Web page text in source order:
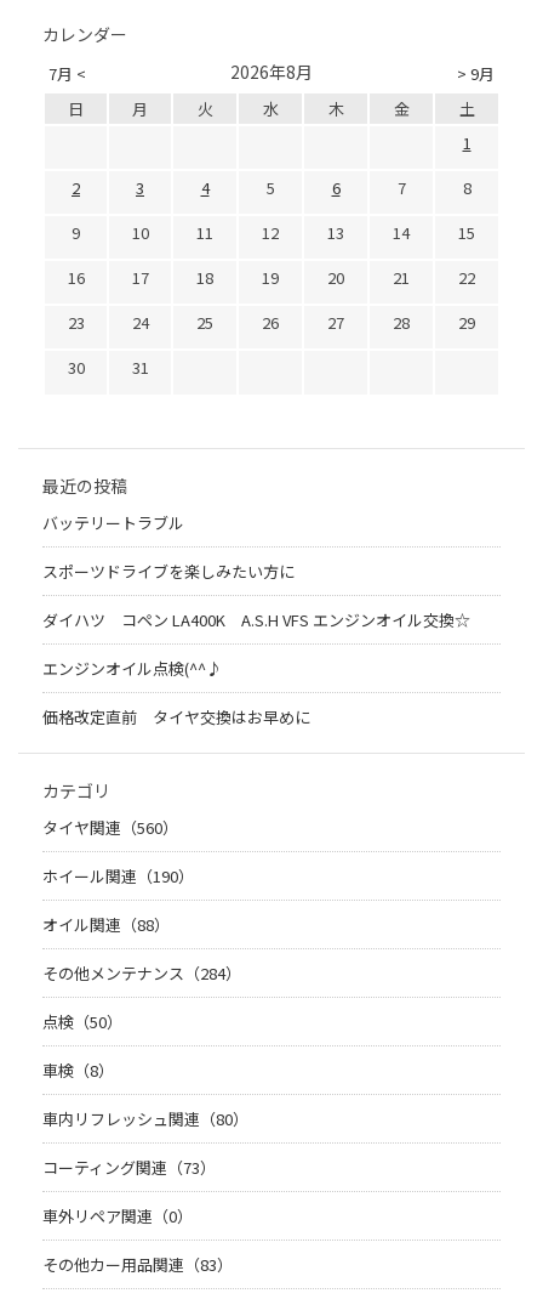
カレンダー
7月 < > 9月
2026年8月
日 月 火 水 木 金
土
1
2
3 4 5 6 7
8
9
10 11 12 13 14
15
16
17 18 19 20 21
22
23
24 25 26 27 28
29
30
31
最近の投稿
バッテリートラブル
スポーツドライブを楽しみたい方に
ダイハツ コペン LA400K A.S.H VFS エンジンオイル交換☆
エンジンオイル点検(^^♪
価格改定直前 タイヤ交換はお早めに
カテゴリ
タイヤ関連（560）
ホイール関連（190）
オイル関連（88）
その他メンテナンス（284）
点検（50）
車検（8）
車内リフレッシュ関連（80）
コーティング関連（73）
車外リペア関連（0）
その他カー用品関連（83）